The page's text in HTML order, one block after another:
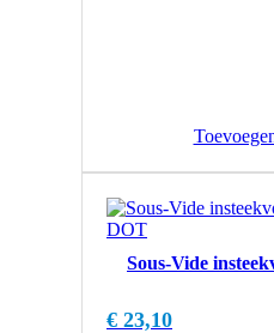
Sous-Vide
€ 23,10